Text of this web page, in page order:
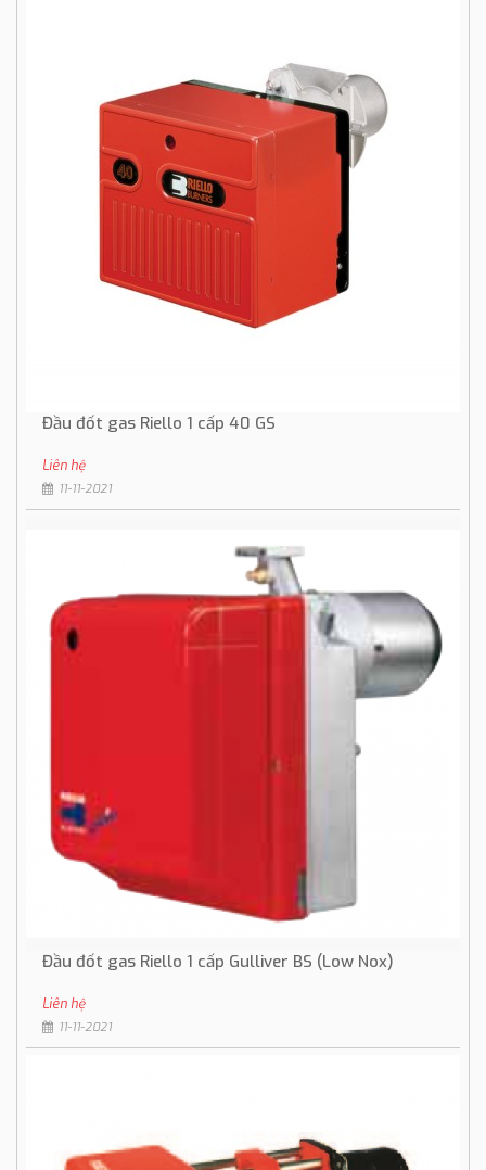
Đầu đốt gas Riello 1 cấp 40 GS
Liên hệ
11-11-2021
Đầu đốt gas Riello 1 cấp Gulliver BS (Low Nox)
Liên hệ
11-11-2021